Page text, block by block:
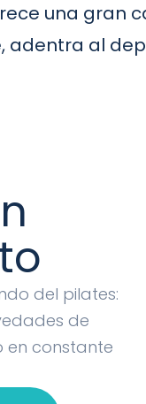
una gran
al
del pilates:
de
en constante